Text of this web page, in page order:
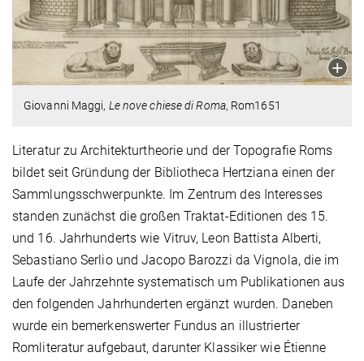
Giovanni Maggi, Le nove chiese di Roma, Rom1651
Literatur zu Architekturtheorie und der Topografie Roms
bildet seit Gründung der Bibliotheca Hertziana einen der
Sammlungsschwerpunkte. Im Zentrum des Interesses
standen zunächst die großen Traktat-Editionen des 15.
und 16. Jahrhunderts wie Vitruv, Leon Battista Alberti,
Sebastiano Serlio und Jacopo Barozzi da Vignola, die im
Laufe der Jahrzehnte systematisch um Publikationen aus
den folgenden Jahrhunderten ergänzt wurden. Daneben
wurde ein bemerkenswerter Fundus an illustrierter
Romliteratur aufgebaut, darunter Klassiker wie Étienne